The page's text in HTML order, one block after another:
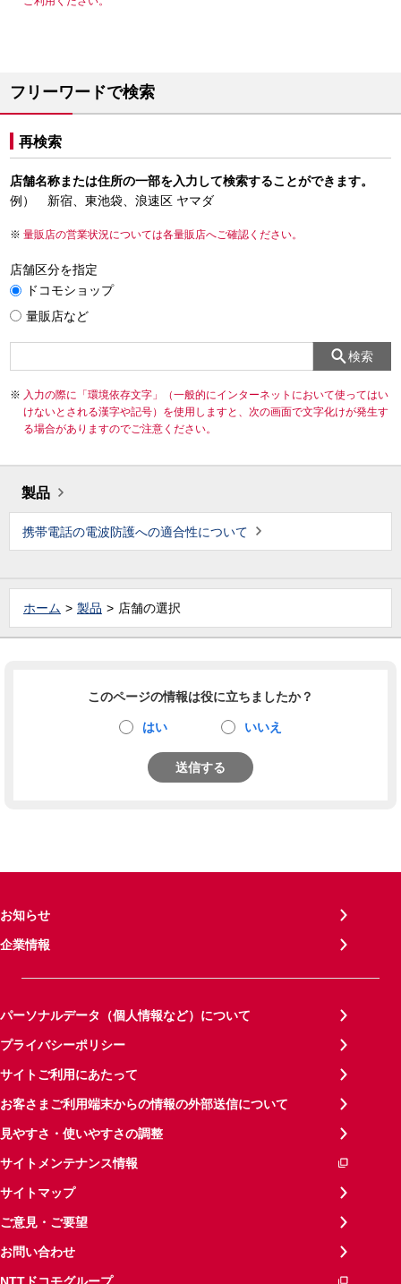
フリーワードで検索
再検索
店舗名称または住所の一部を入力して検索することができます。
例） 新宿、東池袋、浪速区 ヤマダ
量販店の営業状況については各量販店へご確認ください。
店舗区分を指定
ドコモショップ
量販店など
検索
入力の際に「環境依存文字」（一般的にインターネットにおいて使ってはい
けないとされる漢字や記号）を使用しますと、次の画面で文字化けが発生す
る場合がありますのでご注意ください。
製品
携帯電話の電波防護への適合性について
ホーム 製品 店舗の選択
このページの情報は役に立ちましたか？
はい いいえ
送信する
お知らせ
企業情報
パーソナルデータ（個人情報など）について
プライバシーポリシー
サイトご利用にあたって
お客さまご利用端末からの情報の外部送信について
見やすさ・使いやすさの調整
サイトメンテナンス情報
サイトマップ
ご意見・ご要望
お問い合わせ
NTTドコモグループ